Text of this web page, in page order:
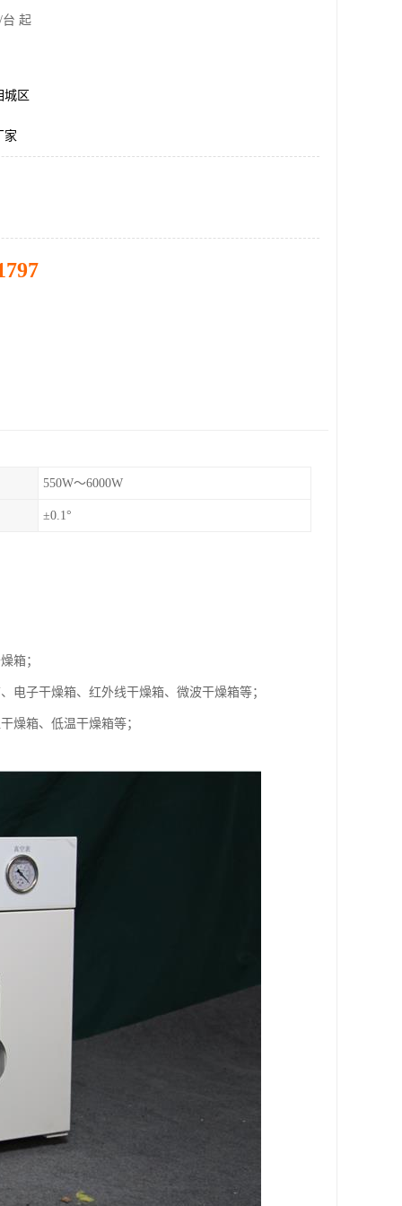
起
城区
家
550W～6000W
±0.1°
箱；
电子干燥箱、红外线干燥箱、微波干燥箱等；
燥箱、低温干燥箱等；